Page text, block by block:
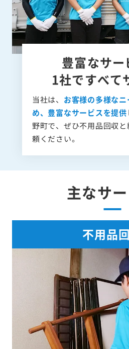
豊富なサー
1社ですべて
当社は、 お客様の多様な
め、豊富なサービスを提供
野町で、ぜひ不用品回収
頼ください。
主なサ
不用品